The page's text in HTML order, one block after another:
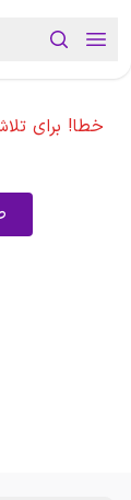
خطا! برای